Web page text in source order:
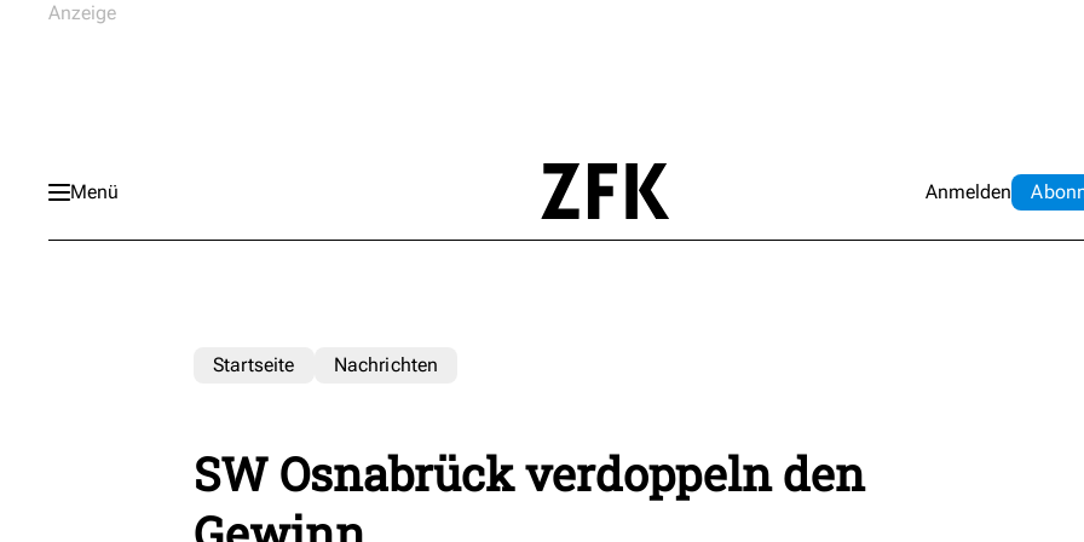
Menü Anmelden Abo
Startseite Nachrichten
SW Osnabrück verdoppeln den